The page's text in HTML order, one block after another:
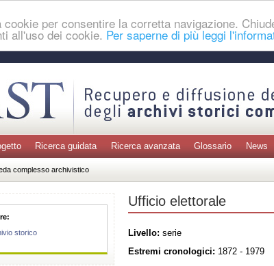
per consentire la corretta navigazione.
all'uso dei cookie. Per saperne di più leggi
Ricerca guidata Ricerca avanzata Glossario News
complesso archivistico
storico
Ufficio elettorale
Livello: serie
Estremi cronologici: 1872 - 1979